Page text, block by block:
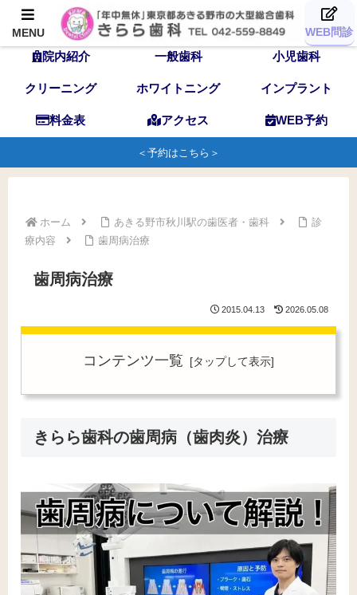
TOP 歯科医師 スタッフ
院内紹介 一般歯科 小児歯科
クリーニング ホワイトニング インプラント
料金表 アクセス WEB予約
＜予約はこちら＞
ホーム あきる野市秋川駅の歯医者・歯科
診
療内容
歯周病治療
歯周病治療
2015.04.13 2026.05.08
コンテンツ一覧
きらら歯科の歯周病（歯肉炎）治療
MENU WEB問診